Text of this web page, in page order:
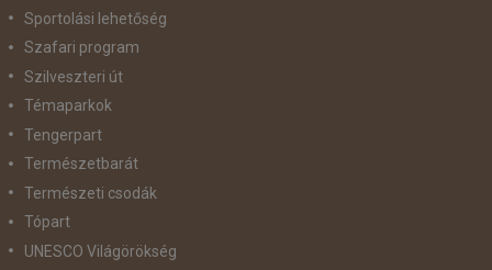
Sportolási lehetőség
Szafari program
Szilveszteri út
Témaparkok
Tengerpart
Természetbarát
Természeti csodák
Tópart
UNESCO Világörökség